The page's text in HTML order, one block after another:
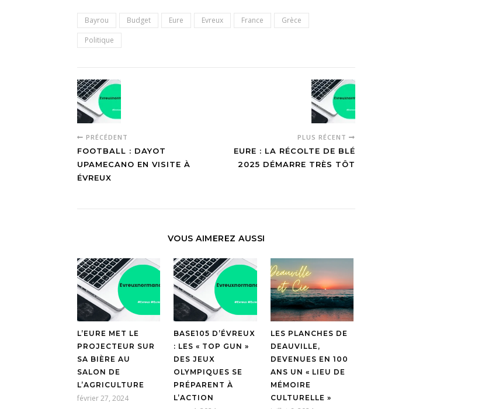
Bayrou Budget Eure Evreux France
Grèce
Politique
PRÉCÉDENT
FOOTBALL : DAYOT
UPAMECANO EN VISITE À
ÉVREUX
PLUS RÉCENT
EURE : LA RÉCOLTE DE BLÉ
2025 DÉMARRE TRÈS TÔT
VOUS AIMEREZ AUSSI
L’EURE MET LE
PROJECTEUR SUR
SA BIÈRE AU
SALON DE
L’AGRICULTURE
février 27, 2024
BASE105 D’ÉVREUX
: LES « TOP GUN »
DES JEUX
OLYMPIQUES SE
PRÉPARENT À
L’ACTION
LES PLANCHES DE
DEAUVILLE,
DEVENUES EN 100
ANS UN « LIEU DE
MÉMOIRE
CULTURELLE »